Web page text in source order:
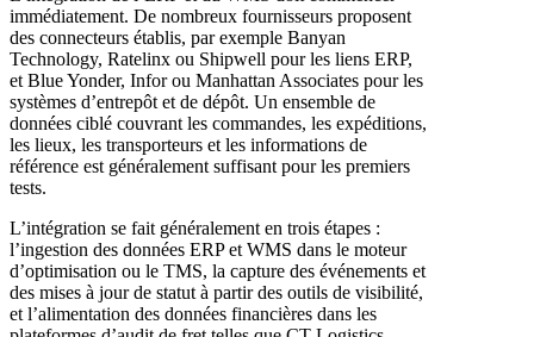
immédiatement. De nombreux fournisseurs proposent
des connecteurs établis, par exemple Banyan
Technology, Ratelinx ou Shipwell pour les liens ERP,
et Blue Yonder, Infor ou Manhattan Associates pour les
systèmes d’entrepôt et de dépôt. Un ensemble de
données ciblé couvrant les commandes, les expéditions,
les lieux, les transporteurs et les informations de
référence est généralement suffisant pour les premiers
tests.
L’intégration se fait généralement en trois étapes :
l’ingestion des données ERP et WMS dans le moteur
d’optimisation ou le TMS, la capture des événements et
des mises à jour de statut à partir des outils de visibilité,
et l’alimentation des données financières dans les